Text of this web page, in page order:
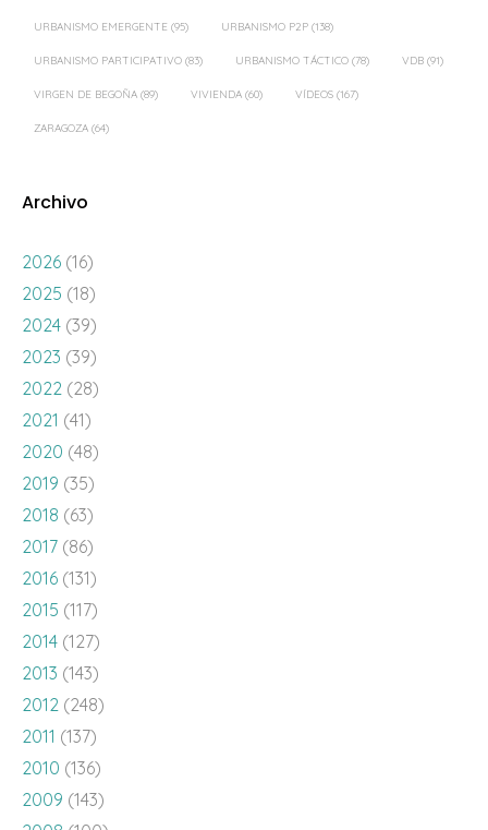
URBANISMO EMERGENTE (95) URBANISMO P2P (138)
URBANISMO PARTICIPATIVO (83) URBANISMO TÁCTICO (78) VDB (91)
VIRGEN DE BEGOÑA (89) VIVIENDA (60) VÍDEOS (167)
ZARAGOZA (64)
Archivo
2026 (16)
2025 (18)
2024 (39)
2023 (39)
2022 (28)
2021 (41)
2020 (48)
2019 (35)
2018 (63)
2017 (86)
2016 (131)
2015 (117)
2014 (127)
2013 (143)
2012 (248)
2011 (137)
2010 (136)
2009 (143)